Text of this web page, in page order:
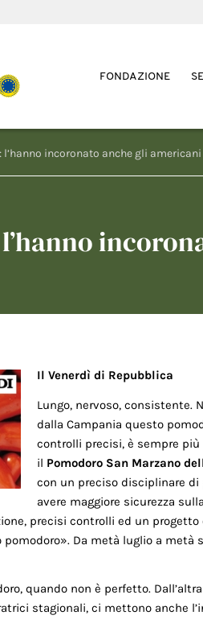
FONDAZIONE
l’hanno incoronato anche gli americani
Il Venerdì di Repubblica
Lungo, nervoso, consistente.
dalla Campania questo
controlli precisi, è sempre più
il Pomodoro San Marzano
con un preciso disciplinare
avere maggiore sicurezza
precisi controlli ed un
Da metà luglio a metà
quando non è perfetto.
stagionali, ci mettono anche